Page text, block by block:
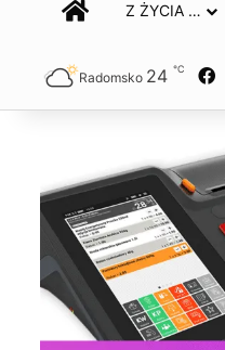
STRONA GŁÓWNA
Z ŻYCIA …
Radomsko 24 ℃